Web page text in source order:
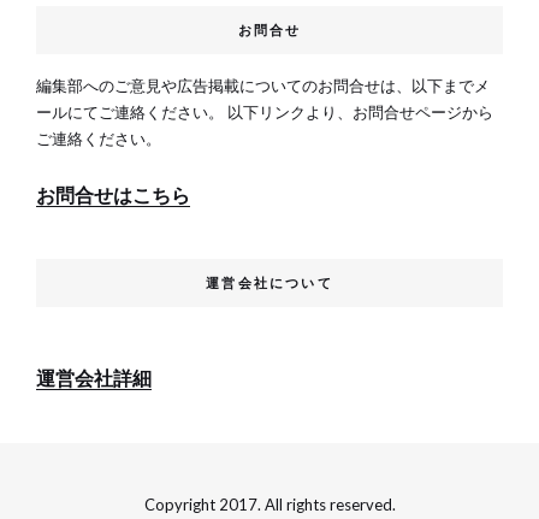
お問合せ
編集部へのご意見や広告掲載についてのお問合せは、以下までメ
ールにてご連絡ください。 以下リンクより、お問合せページから
ご連絡ください。
お問合せはこちら
運営会社について
運営会社詳細
Copyright 2017. All rights reserved.